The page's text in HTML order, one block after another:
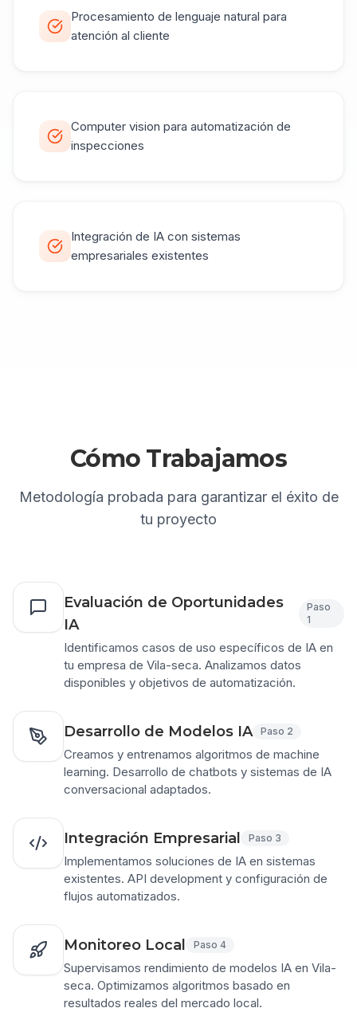
Procesamiento de lenguaje natural para
atención al cliente
Computer vision para automatización de
inspecciones
Integración de IA con sistemas
empresariales existentes
Cómo Trabajamos
Metodología probada para garantizar el éxito de
tu proyecto
Evaluación de Oportunidades
IA
Paso
1
Identificamos casos de uso específicos de IA en
tu empresa de Vila-seca. Analizamos datos
disponibles y objetivos de automatización.
Desarrollo de Modelos IA Paso 2
Creamos y entrenamos algoritmos de machine
learning. Desarrollo de chatbots y sistemas de IA
conversacional adaptados.
Integración Empresarial Paso 3
Implementamos soluciones de IA en sistemas
existentes. API development y configuración de
flujos automatizados.
Monitoreo Local Paso 4
Supervisamos rendimiento de modelos IA en Vila-
seca. Optimizamos algoritmos basado en
resultados reales del mercado local.